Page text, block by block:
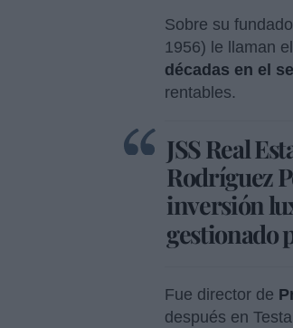
Sobre su
1956) le llaman
décadas en el
rentables.
JSS Real
Rodríguez
inversión
gestionado
Fue director de
después en